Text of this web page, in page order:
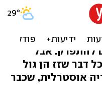
שהתנחל לי
להתפרק. אבל
דבר שזז הן גול
אוסטרלית, שכבר